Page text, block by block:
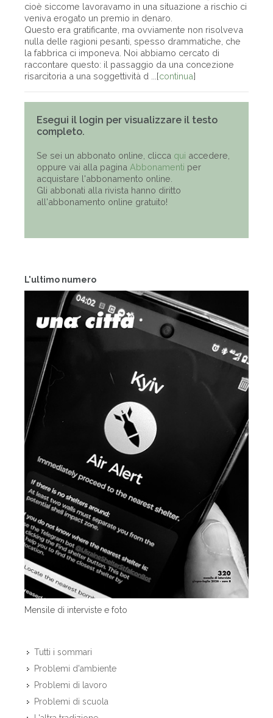
L'ultimo numero
Mensile di interviste e foto
Tutti i sommari
Problemi d'ambiente
Problemi di lavoro
Problemi di scuola
cioè siccome lavoravamo in una situazione a rischio ci
veniva erogato un premio in denaro.
Questo era gratificante, ma ovviamente non risolveva
nulla delle ragioni pesanti, spesso drammatiche, che
la fabbrica ci imponeva. Noi abbiamo cercato di
raccontare questo: il passaggio da una concezione
risarcitoria a una soggettività d ...[continua]
Esegui il login per visualizzare il testo
completo.
Se sei un abbonato online, clicca qui accedere,
oppure vai alla pagina Abbonamenti per
acquistare l'abbonamento online.
Gli abbonati alla rivista hanno diritto
all'abbonamento online gratuito!